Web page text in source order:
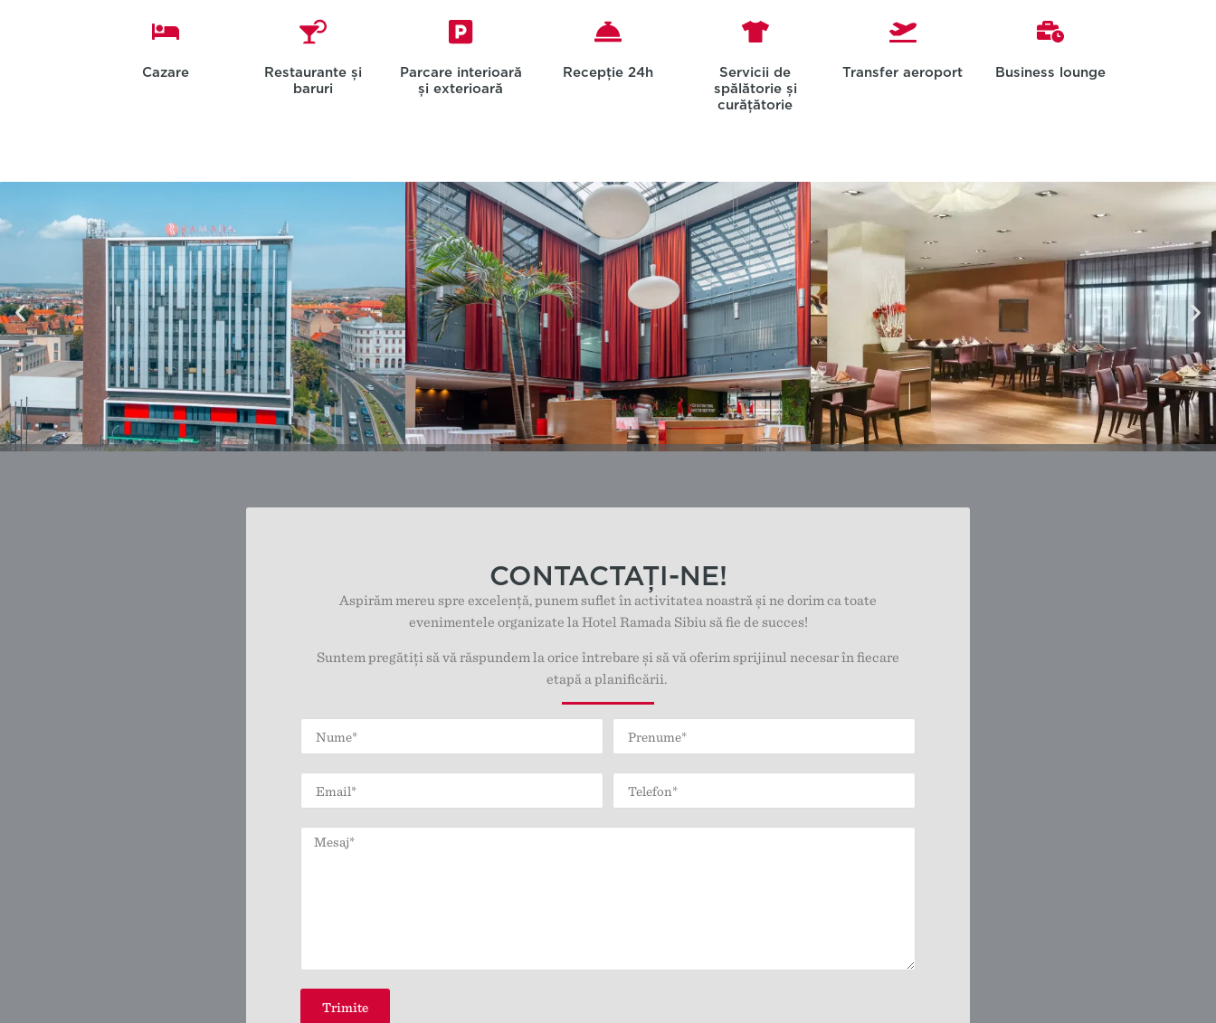
Cazare
Restaurante și
baruri
Parcare interioară
și exterioară
Recepție 24h
Servicii de
spălătorie și
curățătorie
Transfer aeroport Business lounge
CONTACTAȚI-NE!
Aspirăm mereu spre excelență, punem suflet în activitatea noastră și ne dorim ca toate
evenimentele organizate la Hotel Ramada Sibiu să fie de succes!
Suntem pregătiți să vă răspundem la orice întrebare și să vă oferim sprijinul necesar în fiecare
etapă a planificării.
Trimite